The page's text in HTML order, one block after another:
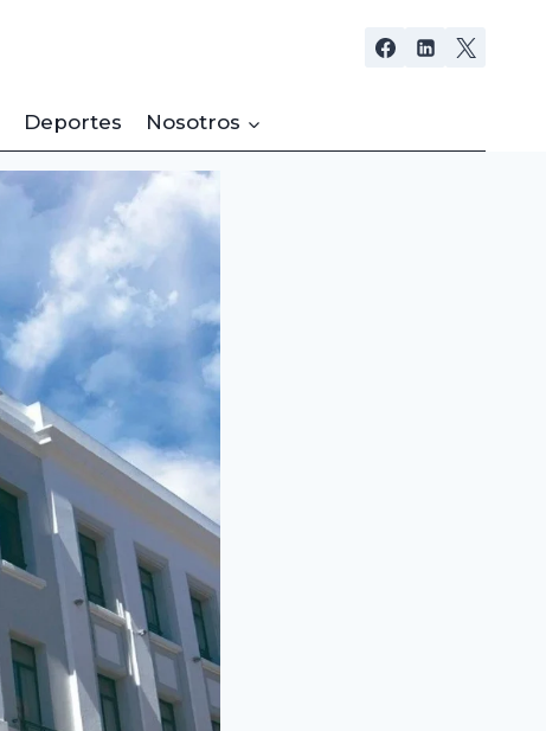
Deportes Nosotros